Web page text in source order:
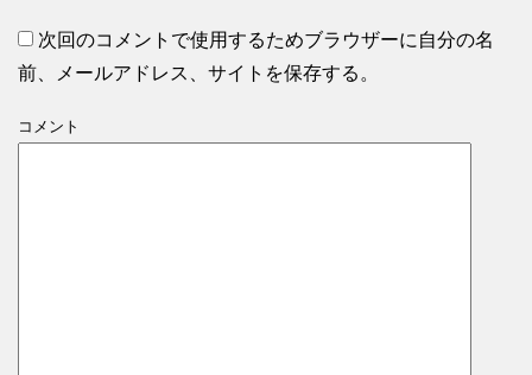
次回のコメントで使用するためブラウザーに自分の名
前、メールアドレス、サイトを保存する。
コメント